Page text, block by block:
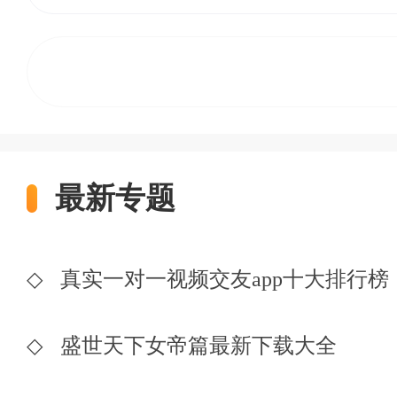
最新专题
◇ 真实一对一视频交友app十大排行榜
◇ 盛世天下女帝篇最新下载大全